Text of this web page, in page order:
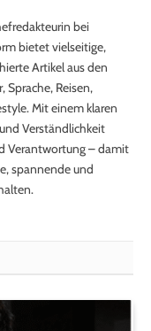
bei
bietet vielseitige,
Artikel aus den
Sprache, Reisen,
Mit einem klaren
Verständlichkeit
Verantwortung – damit
spannende und